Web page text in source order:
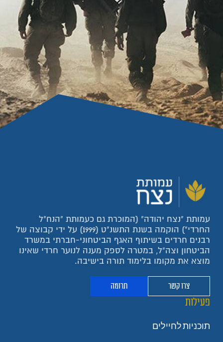
עמותת "נצח יהודה" (המוכרת גם כעמותת "הנח"ל
החרדי") הוקמה בשנת התשנ"ט (1999) על ידי קבוצה של
רבנים חרדים בשיתוף האגף הביטחוני-חברתי במשרד
הביטחון וצה"ל, במטרה לספק מענה לנוער חרדי שאינו
מוצא את מקומו בלימוד תורה בישיבה.
צרו קשר תרומה
פעילות
תוכניות לחיילים